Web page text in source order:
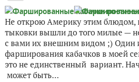
Не открою Америку этим блюдом,
тыковки вышли до того милые —
с вами их внешним видом ;) Один
фарширования кабачков в моей
это не единственный вариант.
может быть...